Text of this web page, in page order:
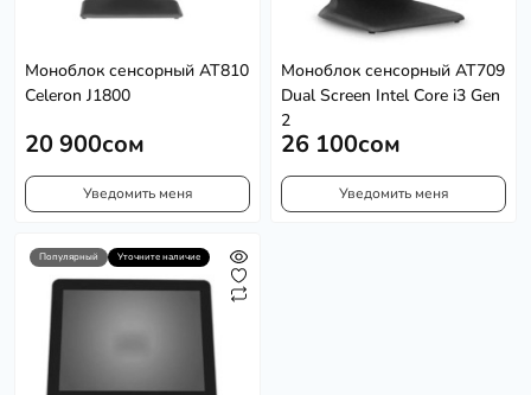
Моноблок сенсорный AT810
Celeron J1800
20 900сом
Уведомить меня
Моноблок сенсорный AT709
Dual Screen Intel Core i3 Gen
2
26 100сом
Уведомить меня
Популярный Уточните наличие